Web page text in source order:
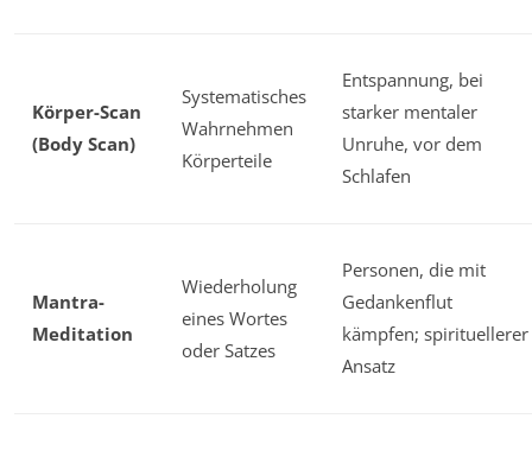
Körper-Scan
(Body Scan)
Systematisches
Wahrnehmen
Körperteile
Entspannung, bei
starker mentaler
Unruhe, vor dem
Schlafen
Mantra-
Meditation
Wiederholung
eines Wortes
oder Satzes
Personen, die mit
Gedankenflut
kämpfen; spirituellerer
Ansatz